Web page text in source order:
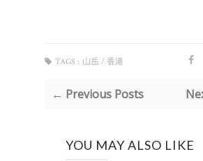
TAGS : 山岳 / 香港
← Previous Posts
YOU MAY ALSO LIKE